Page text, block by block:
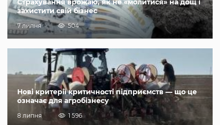
Страхування врожаю, як не «молитися» на дощ і
захистити свій бізнес
7 липня 504
Нові критерії критичності підприємств — що це
означає для агробізнесу
8 липня 1 596